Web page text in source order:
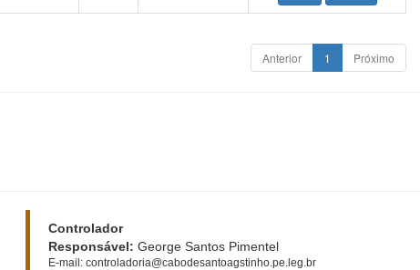
Anterior
1 Próximo
Controlador
Responsável: George Santos Pimentel
E-mail: controladoria@cabodesantoagstinho.pe.leg.br